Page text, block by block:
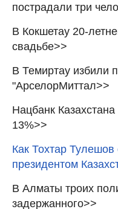
пострадали три
В Кокшетау 20-
свадьбе>>
В Темиртау избили
"АрселорМиттал>>
Нацбанк
13%>>
Как Тохтар Тулешов
президентом
В Алматы троих
задержанного>>